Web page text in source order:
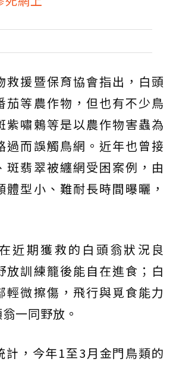
救援暨保育協會指出，白頭
茄等農作物，但也有不少鳥
紫嘯鶇等是以農作物害蟲為
過而誤觸鳥網。近年也曾接
斑翡翠被纏網受困案例，由
體型小、難耐長時間曝曬，
近期獲救的白頭翁狀況良
放訓練籠後能自在進食；白
輕微擦傷，飛行與覓食能力
一同野放。
計，今年1至3月金門鳥類的